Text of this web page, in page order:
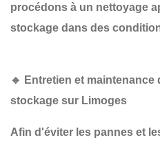
procédons à un nettoyage
stockage dans des
🔹 Entretien et
stockage sur Limoges
Afin d'éviter les pannes et